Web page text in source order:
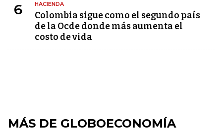
6 HACIENDA
Colombia sigue como el segundo país
de la Ocde donde más aumenta el
costo de vida
MÁS DE GLOBOECONOMÍA